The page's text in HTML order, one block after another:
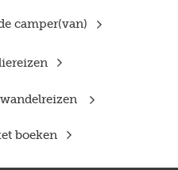
camper(van)
boeken